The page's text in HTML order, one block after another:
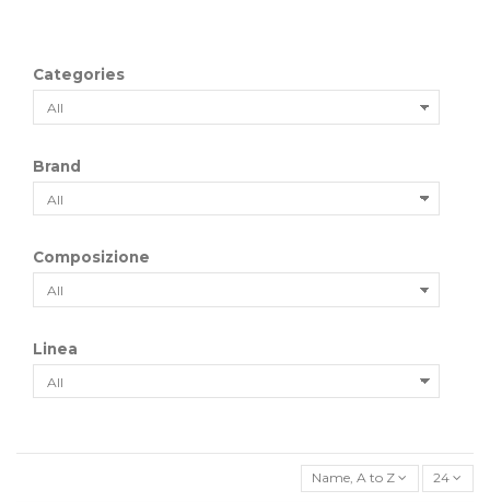
Categories
Brand
Composizione
Linea
Name, A to Z 24